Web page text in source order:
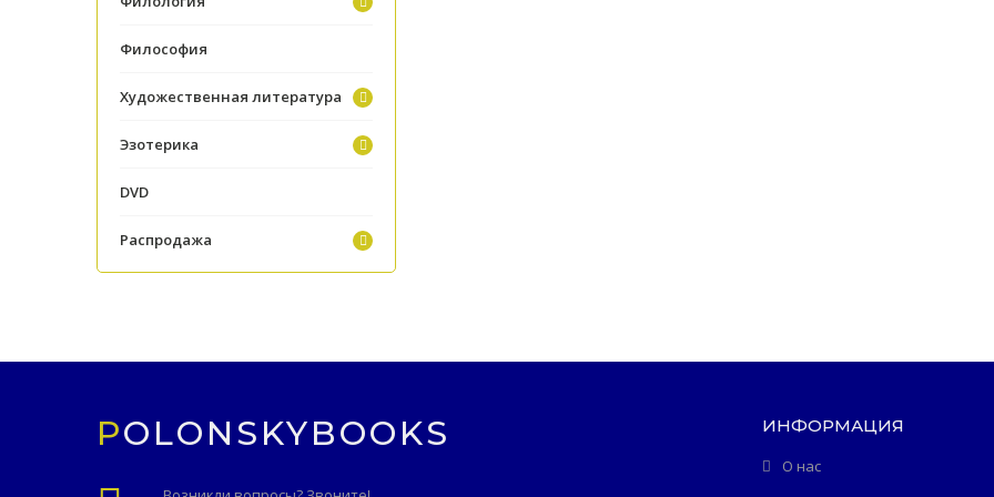
Философия
Художественная литература
Эзотерика
DVD
Распродажа
POLONSKYBOOKS ИНФОРМАЦИЯ
О нас